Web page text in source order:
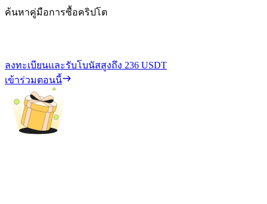
ค้นหาคู่มือการซื้อคริปโต
ลงทะเบียนและรับโบนัสสูงถึง 236 USDT
เข้าร่วมตอนนี้